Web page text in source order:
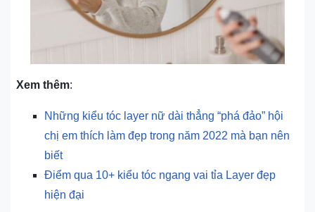
Xem thêm:
Những kiểu tóc layer nữ dài thẳng “phá đảo” hội
chị em thích làm đẹp trong năm 2022 mà bạn nên
biết
Điểm qua 10+ kiểu tóc ngang vai tỉa Layer đẹp
hiện đại